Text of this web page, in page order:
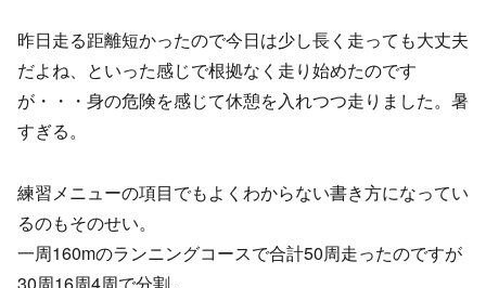
昨日走る距離短かったので今日は少し長く走っても大丈夫
だよね、といった感じで根拠なく走り始めたのです
が・・・身の危険を感じて休憩を入れつつ走りました。暑
すぎる。
練習メニューの項目でもよくわからない書き方になってい
るのもそのせい。
一周160mのランニングコースで合計50周走ったのですが